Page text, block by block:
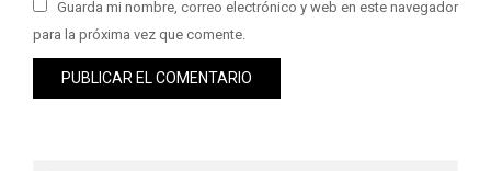
Guarda mi nombre, correo electrónico y web en este navegador
para la próxima vez que comente.